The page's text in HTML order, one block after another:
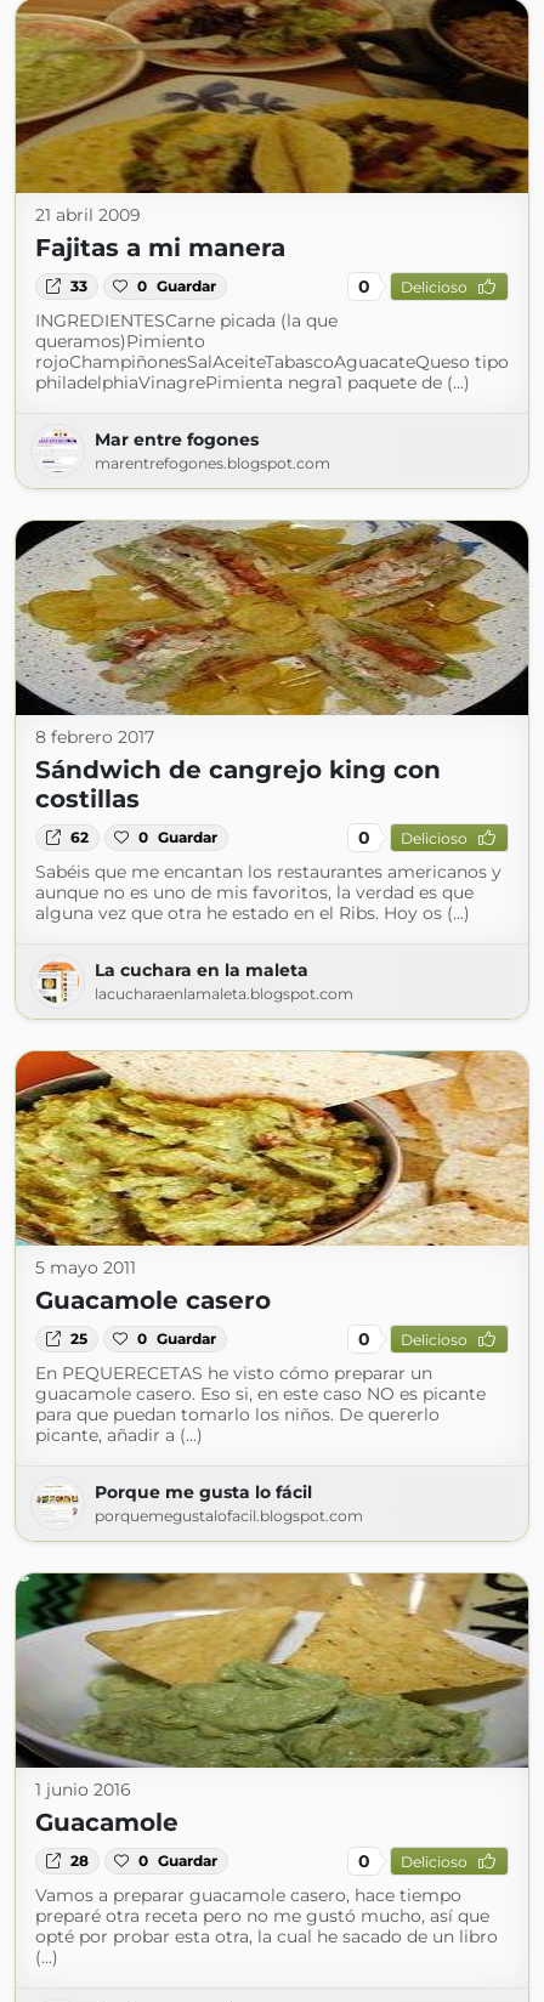
21 abril 2009
Fajitas a mi manera
33 0 Guardar 0 Delicioso
INGREDIENTESCarne picada (la que
queramos)Pimiento
rojoChampiñonesSalAceiteTabascoAguacateQueso tipo
philadelphiaVinagrePimienta negra1 paquete de (...)
Mar entre fogones
marentrefogones.blogspot.com
8 febrero 2017
Sándwich de cangrejo king con
costillas
62 0 Guardar 0 Delicioso
Sabéis que me encantan los restaurantes americanos y
aunque no es uno de mis favoritos, la verdad es que
alguna vez que otra he estado en el Ribs. Hoy os (...)
La cuchara en la maleta
lacucharaenlamaleta.blogspot.com
5 mayo 2011
Guacamole casero
25 0 Guardar 0 Delicioso
En PEQUERECETAS he visto cómo preparar un
guacamole casero. Eso si, en este caso NO es picante
para que puedan tomarlo los niños. De quererlo
picante, añadir a (...)
Porque me gusta lo fácil
porquemegustalofacil.blogspot.com
1 junio 2016
Guacamole
28 0 Guardar 0 Delicioso
Vamos a preparar guacamole casero, hace tiempo
preparé otra receta pero no me gustó mucho, así que
opté por probar esta otra, la cual he sacado de un libro
(...)